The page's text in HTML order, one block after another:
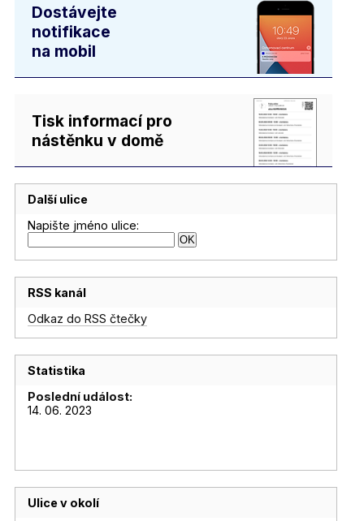
Dostávejte
notifikace
na mobil
Tisk informací pro
nástěnku v domě
Další ulice
Napište jméno ulice:
RSS kanál
Odkaz do RSS čtečky
Statistika
Poslední událost:
14. 06. 2023
Ulice v okolí